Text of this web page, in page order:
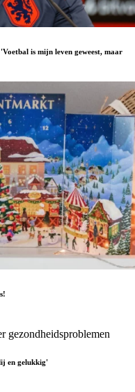
is mijn leven geweest, maar
en gelukkig'